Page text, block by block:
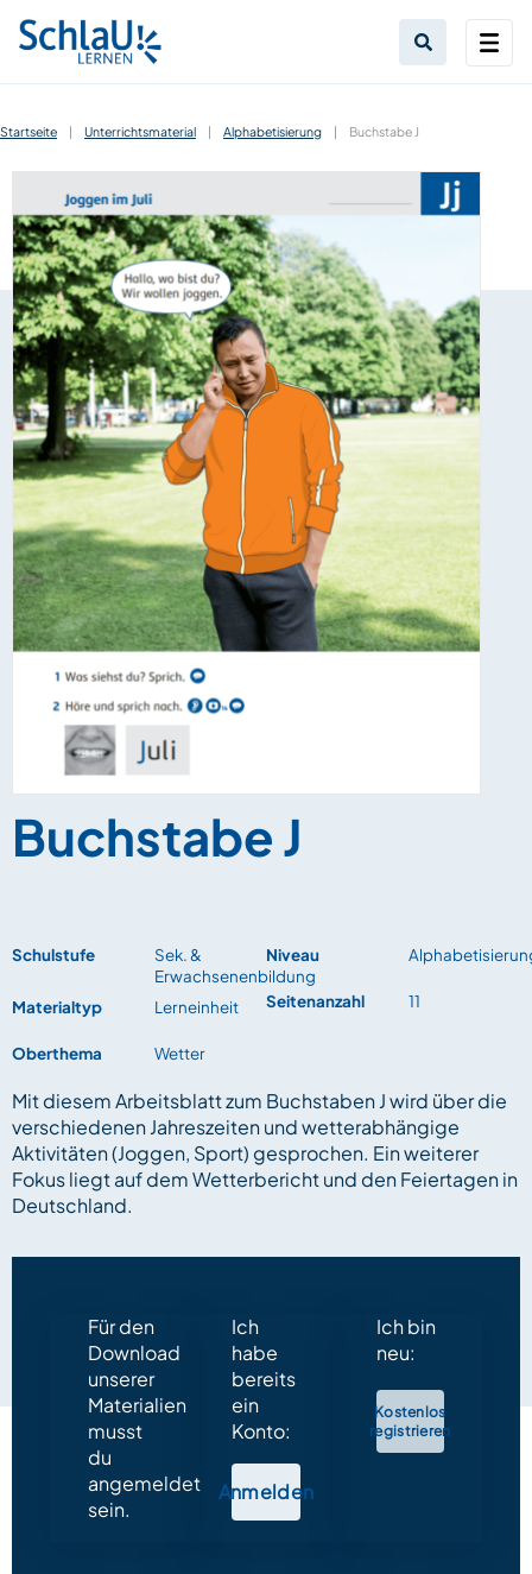
Startseite | Unterrichtsmaterial | Alphabetisierung | Buchstabe J
Buchstabe J
Schulstufe
Sek. &
Erwachsenenbildung
Materialtyp
Lerneinheit
Oberthema Wetter
Niveau
Seitenanzahl 11
Mit diesem Arbeitsblatt zum Buchstaben J wird über die
verschiedenen Jahreszeiten und wetterabhängige
Aktivitäten (Joggen, Sport) gesprochen. Ein weiterer
Fokus liegt auf dem Wetterbericht und den Feiertagen in
Deutschland.
Für den
Download
unserer
Materialien
musst
du
angemeldet
sein.
Ich
habe
bereits
ein
Konto:
Anmelden
Ich bin
neu:
Kostenlos
registrieren